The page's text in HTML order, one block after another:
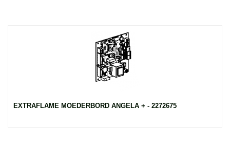
EXTRAFLAME MOEDERBORD ANGELA + - 2272675